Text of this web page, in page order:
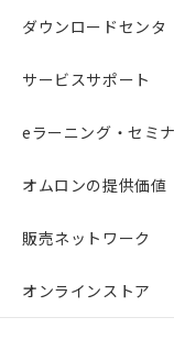
ダウンロードセンタ
サービスサポート
eラーニング・セミナ
オムロンの提供価値
販売ネットワーク
オンラインストア